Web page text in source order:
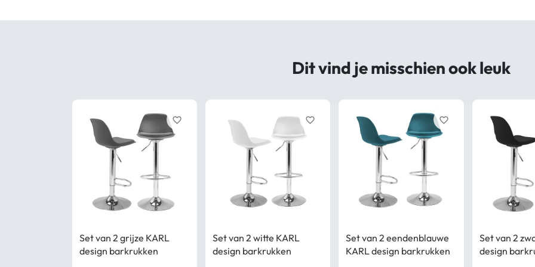
Dit vind je misschien ook leuk
Set van 2 grijze KARL
design barkrukken
favorite_border
Set van 2 witte KARL
design barkrukken
favorite_border
Set van 2 eendenblauwe
KARL design barkrukken
favorite_border
Set van 2
design